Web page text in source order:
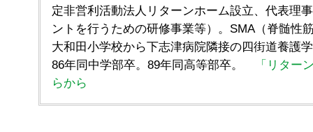
定非営利活動法人リターンホーム設立、代表理
ントを行うための研修事業等）。SMA（脊髄性
大和田小学校から下志津病院隣接の四街道養護
86年同中学部卒。89年同高等部卒。
「リター
らから